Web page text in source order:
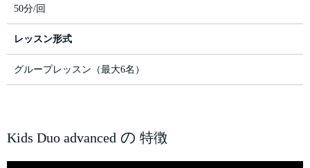
50分/回
レッスン形式
グループレッスン（最大6名）
Kids Duo advanced の 特徴